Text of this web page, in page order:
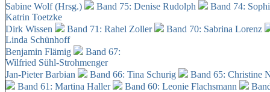
Sabine Wolf (Hrsg.)
Band 75: Denise Rudolph
Band 74:
Katrin Toetzke
Dirk Wissen
Band 71: Rahel Zoller
Band 70: Sabrina Lorenz
Linda Schünhoff
Benjamin Flämig
Band 67:
Wilfried Sühl-Strohmenger
Jan-Pieter Barbian
Band 66: Tina Schurig
Band 65: Christine
Band 61: Martina Haller
Band 60: Leonie Flachsmann